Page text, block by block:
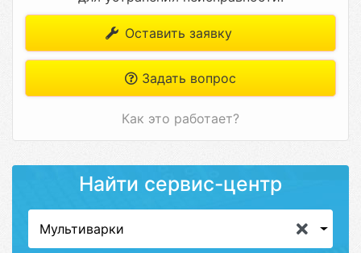
Оставить заявку
Задать вопрос
Как это работает?
Найти сервис-центр
Мультиварки